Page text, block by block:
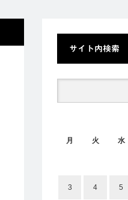
サイト内検索
月
火 水
3 4 5